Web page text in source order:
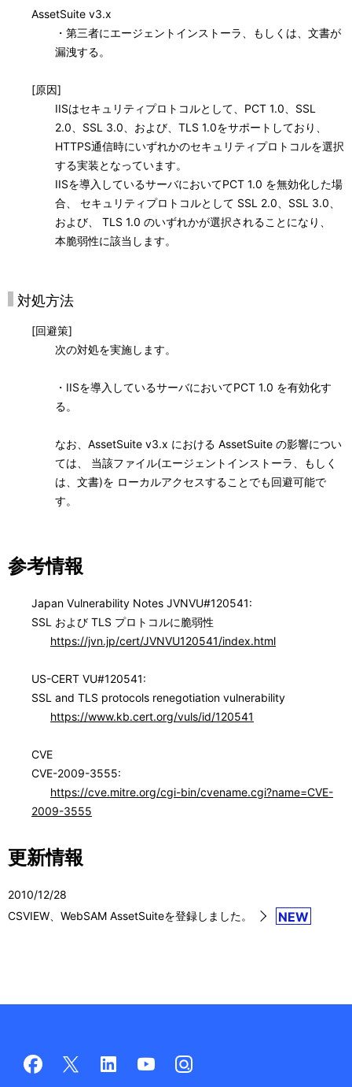
AssetSuite v3.x
・第三者にエージェントインストーラ、もしくは、文書が
漏洩する。
[原因]
IISはセキュリティプロトコルとして、PCT 1.0、SSL
2.0、SSL 3.0、および、TLS 1.0をサポートしており、
HTTPS通信時にいずれかのセキュリティプロトコルを選択
する実装となっています。
IISを導入しているサーバにおいてPCT 1.0 を無効化した場
合、 セキュリティプロトコルとして SSL 2.0、SSL 3.0、
および、 TLS 1.0 のいずれかが選択されることになり、
本脆弱性に該当します。
対処方法
[回避策]
次の対処を実施します。
・IISを導入しているサーバにおいてPCT 1.0 を有効化す
る。
なお、AssetSuite v3.x における AssetSuite の影響につい
ては、 当該ファイル(エージェントインストーラ、もしく
は、文書)を ローカルアクセスすることでも回避可能で
す。
参考情報
Japan Vulnerability Notes JVNVU#120541:
SSL および TLS プロトコルに脆弱性
https://jvn.jp/cert/JVNVU120541/index.html
US-CERT VU#120541:
SSL and TLS protocols renegotiation vulnerability
https://www.kb.cert.org/vuls/id/120541
CVE
CVE-2009-3555:
https://cve.mitre.org/cgi-bin/cvename.cgi?name=CVE-
2009-3555
更新情報
2010/12/28
CSVIEW、WebSAM AssetSuiteを登録しました。
NEW